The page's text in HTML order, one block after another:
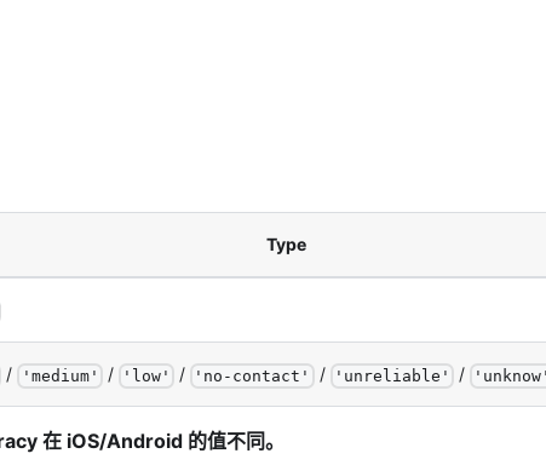
Type
/ ' medium' / ' low' / ' no-contact ' / ' unreliable ' / ' unknow '
在 iOS/Android 的值不同。